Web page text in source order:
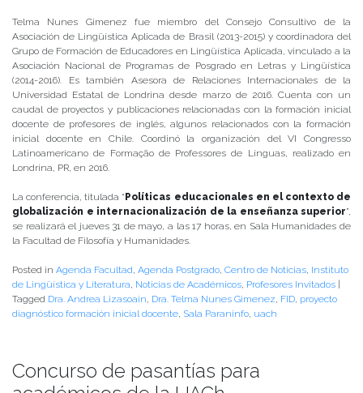
Telma Nunes Gimenez fue miembro del Consejo Consultivo de la
Asociación de Lingüística Aplicada de Brasil (2013-2015) y coordinadora del
Grupo de Formación de Educadores en Lingüística Aplicada, vinculado a la
Asociación Nacional de Programas de Posgrado en Letras y Lingüística
(2014-2016). Es también Asesora de Relaciones Internacionales de la
Universidad Estatal de Londrina desde marzo de 2016. Cuenta con un
caudal de proyectos y publicaciones relacionadas con la formación inicial
docente de profesores de inglés, algunos relacionados con la formación
inicial docente en Chile. Coordinó la organización del VI Congresso
Latinoamericano de Formação de Professores de Línguas, realizado en
Londrina, PR, en 2016.
La conferencia, titulada “ Políticas educacionales en el contexto de
globalización e internacionalización de la enseñanza superior”,
se realizará el jueves 31 de mayo, a las 17 horas, en Sala Humanidades de
la Facultad de Filosofía y Humanidades.
Posted in Agenda Facultad, Agenda Postgrado, Centro de Noticias, Instituto
de Lingüística y Literatura, Noticias de Académicos, Profesores Invitados
Tagged Dra. Andrea Lizasoain, Dra. Telma Nunes Gimenez, FID, proyecto
diagnóstico formación inicial docente, Sala Paraninfo, uach
Concurso de pasantías para